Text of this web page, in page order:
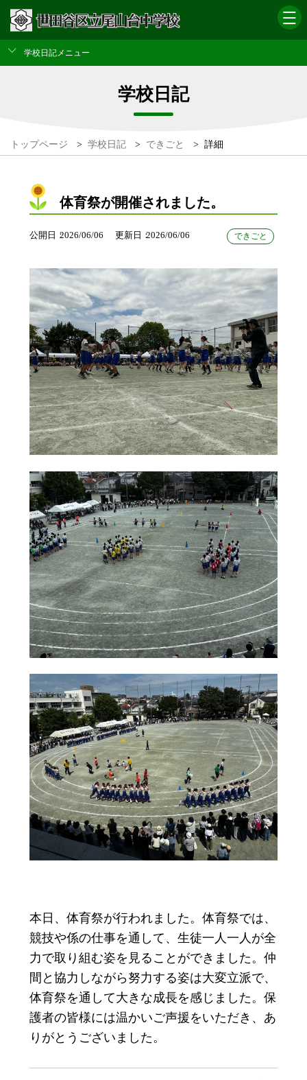
学校日記メニュー
学校日記
トップページ > 学校日記 > できごと > 詳細
体育祭が開催されました。
公開日 2026/06/06 更新日 2026/06/06 できごと
本日、体育祭が行われました。体育祭では、
競技や係の仕事を通して、生徒一人一人が全
力で取り組む姿を見ることができました。仲
間と協力しながら努力する姿は大変立派で、
体育祭を通して大きな成長を感じました。保
護者の皆様には温かいご声援をいただき、あ
りがとうございました。